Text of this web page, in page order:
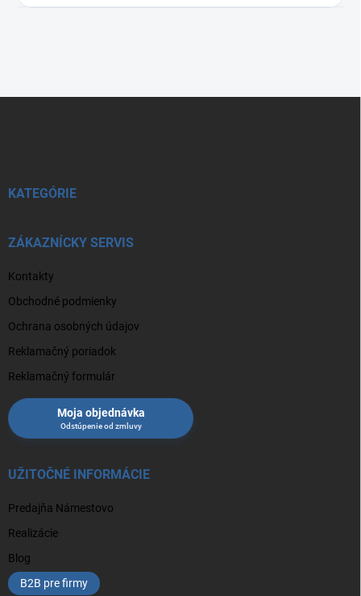
KATEGÓRIE
ZÁKAZNÍCKY SERVIS
Kontakty
Obchodné podmienky
Ochrana osobných údajov
Reklamačný poriadok
Reklamačný formulár
Moja objednávka
UŽITOČNÉ INFORMÁCIE
Predajňa Námestovo
Realizácie
Blog
B2B pre firmy